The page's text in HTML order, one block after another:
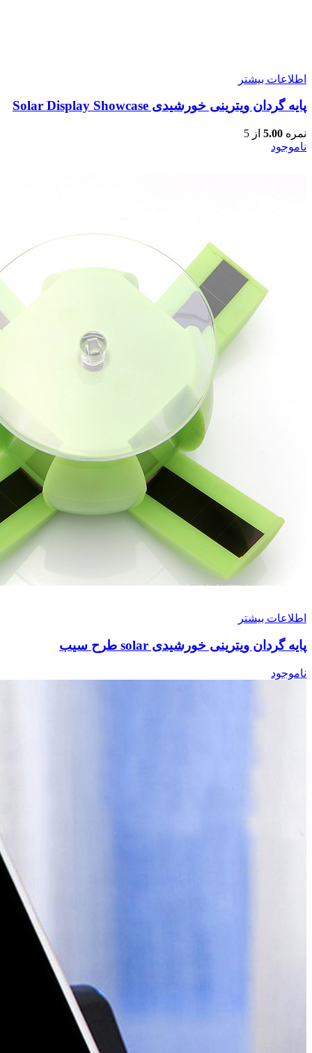
اطلاعات بیشتر
پایه گردان ویترینی خورشیدی Solar Display Showcase
نمره 5.00 از 5
ناموجود
اطلاعات بیشتر
پایه گردان ویترینی خورشیدی solar طرح سیب
ناموجود